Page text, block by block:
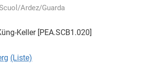
Ardez/Guarda
Keller [PEA.SCB1.020]
(Liste)